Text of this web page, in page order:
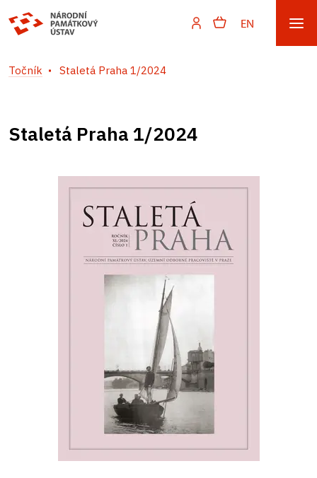
EN
Točník Staletá Praha 1/2024
Staletá Praha 1/2024